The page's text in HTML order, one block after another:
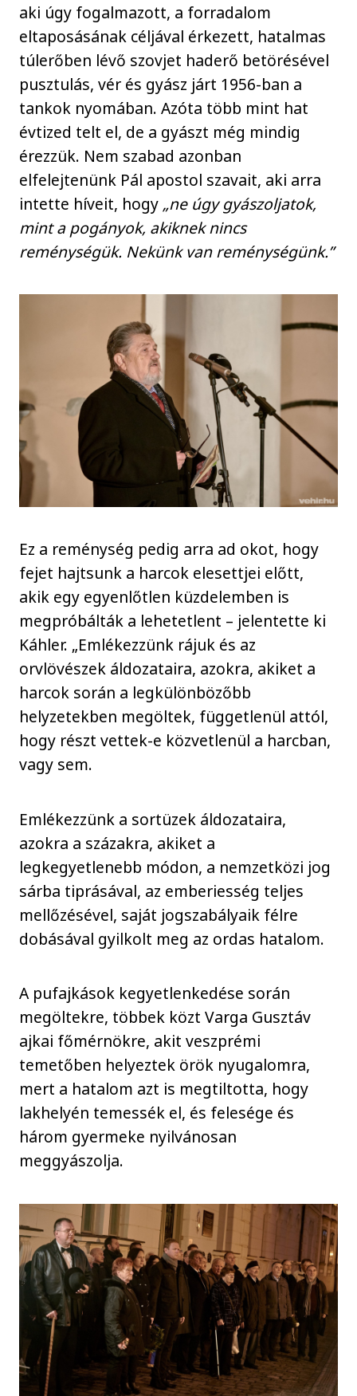
aki úgy fogalmazott, a forradalom
eltaposásának céljával érkezett, hatalmas
túlerőben lévő szovjet haderő betörésével
pusztulás, vér és gyász járt 1956-ban a
tankok nyomában. Azóta több mint hat
évtized telt el, de a gyászt még mindig
érezzük. Nem szabad azonban
elfelejtenünk Pál apostol szavait, aki arra
intette híveit, hogy „ne úgy gyászoljatok,
mint a pogányok, akiknek nincs
reménységük. Nekünk van reménységünk.”
Ez a reménység pedig arra ad okot, hogy
fejet hajtsunk a harcok elesettjei előtt,
akik egy egyenlőtlen küzdelemben is
megpróbálták a lehetetlent – jelentette ki
Káhler. „Emlékezzünk rájuk és az
orvlövészek áldozataira, azokra, akiket a
harcok során a legkülönbözőbb
helyzetekben megöltek, függetlenül attól,
hogy részt vettek-e közvetlenül a harcban,
vagy sem.
Emlékezzünk a sortüzek áldozataira,
azokra a százakra, akiket a
legkegyetlenebb módon, a nemzetközi jog
sárba tiprásával, az emberiesség teljes
mellőzésével, saját jogszabályaik félre
dobásával gyilkolt meg az ordas hatalom.
A pufajkások kegyetlenkedése során
megöltekre, többek közt Varga Gusztáv
ajkai főmérnökre, akit veszprémi
temetőben helyeztek örök nyugalomra,
mert a hatalom azt is megtiltotta, hogy
lakhelyén temessék el, és felesége és
három gyermeke nyilvánosan
meggyászolja.